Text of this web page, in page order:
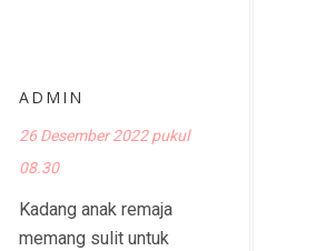
ADMIN
26 Desember 2022 pukul
08.30
Kadang anak remaja
memang sulit untuk